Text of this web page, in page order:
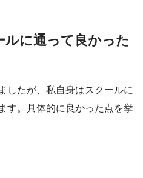
に通って良かった
したが、私自身はスクールに
す。具体的に良かった点を挙